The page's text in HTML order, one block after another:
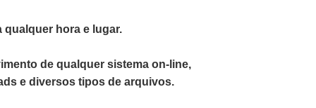
hora e lugar.
de qualquer sistema on-line,
e diversos tipos de arquivos.